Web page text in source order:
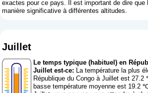
exactes pour ce pays. Il est important de dire que
manière significative à différentes altitudes.
Juillet
Le temps typique (habituel) en
Juillet est-ce: La température la plus
République du Congo à Juillet est
basse température moyenne est 19.2